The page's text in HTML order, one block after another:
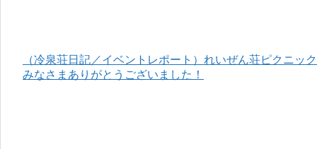
（冷泉荘日記／イベントレポート）れいぜん荘ピクニッ
みなさまありがとうございました！